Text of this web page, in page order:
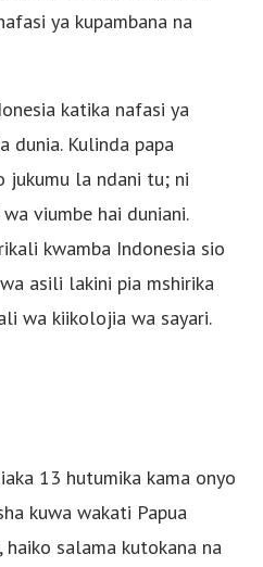
ya kupambana na
katika nafasi ya
dunia. Kulinda papa
jukumu la ndani tu; ni
viumbe hai duniani.
kwamba Indonesia sio
asili lakini pia mshirika
wa kiikolojia wa sayari.
13 hutumika kama onyo
kuwa wakati Papua
salama kutokana na